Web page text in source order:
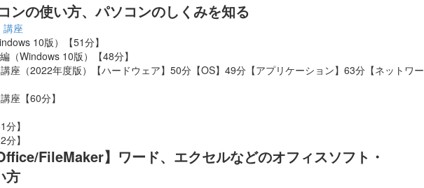
ンの使い方、パソコンのしくみを知る
講座
10版）【51分】
（Windows 10版）【48分】
座（2022年度版）【ハードウェア】50分【OS】49分【アプリケーション】63分【ネットワー
座【60分】
】
】
FileMaker】ワード、エクセルなどのオフィスソフト・
方